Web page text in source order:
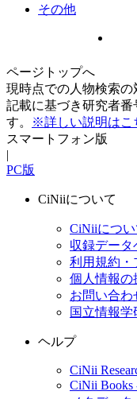
その他
ページトップへ
現時点での人物検索の
記載に基づき研究者
す。
※詳しい説明はこ
スマートフォン版
|
PC版
CiNiiについて
CiNiiについ
収録データ
利用規約・
個人情報の
お問い合わ
国立情報
ヘルプ
CiNii
CiNii